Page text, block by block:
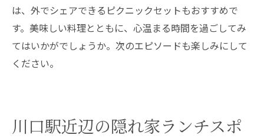
は、外でシェアできるピクニックセットもおすすめで
す。美味しい料理とともに、心温まる時間を過ごしてみ
てはいかがでしょうか。次のエピソードも楽しみにして
ください。
川口駅近辺の隠れ家ランチスポ